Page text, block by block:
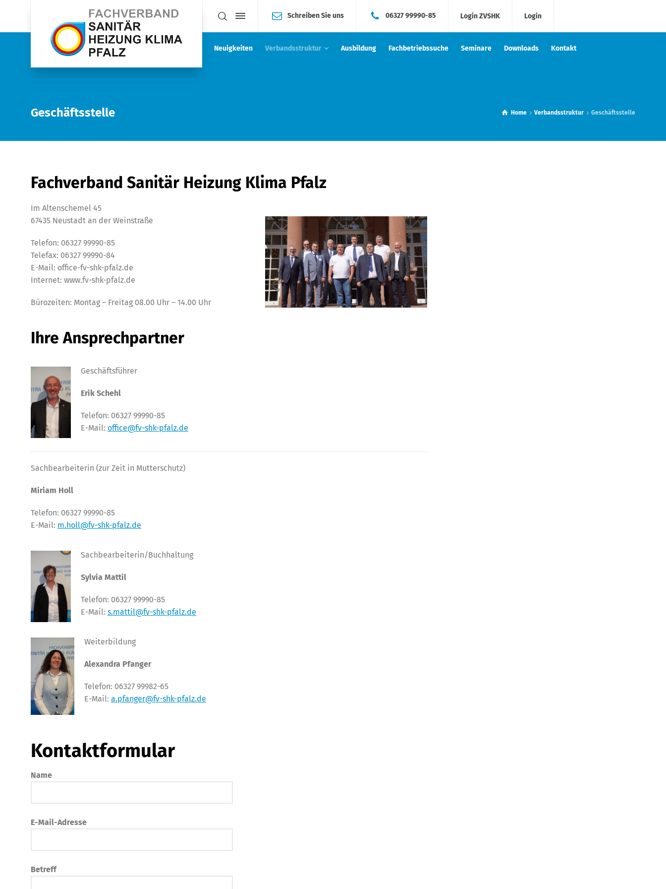
Schreiben Sie uns 06327 99990-85 Login ZVSHK Login
Neuigkeiten Verbandsstruktur Ausbildung Fachbetriebssuche Seminare Downloads Kontakt
Geschäftsstelle Home Verbandsstruktur Geschäftsstelle
Fachverband Sanitär Heizung Klima Pfalz
Im Altenschemel 45
67435 Neustadt an der Weinstraße
Telefon: 06327 99990-85
Telefax: 06327 99990-84
E-Mail: office-fv-shk-pfalz.de
Internet: www.fv-shk-pfalz.de
Bürozeiten: Montag – Freitag 08.00 Uhr – 14.00 Uhr
Ihre Ansprechpartner
Geschäftsführer
Erik Schehl
Telefon: 06327 99990-85
E-Mail: office@fv-shk-pfalz.de
Sachbearbeiterin (zur Zeit in Mutterschutz)
Miriam Holl
Telefon: 06327 99990-85
E-Mail: m.holl@fv-shk-pfalz.de
Sachbearbeiterin/Buchhaltung
Sylvia Mattil
Telefon: 06327 99990-85
E-Mail: s.mattil@fv-shk-pfalz.de
Weiterbildung
Alexandra Pfanger
Telefon: 06327 99982-65
E-Mail: a.pfanger@fv-shk-pfalz.de
Kontaktformular
Name
E-Mail-Adresse
Betreff